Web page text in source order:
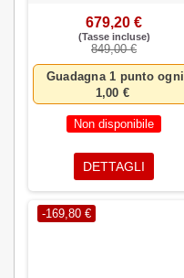
679,20 €
(Tasse incluse)
849,00 €
Guadagna 1 punto ogni
1,00 €
Non disponibile
DETTAGLI
-169,80 €